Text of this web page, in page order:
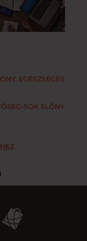
EGÉSZSÉGES
SOK ELŐNY